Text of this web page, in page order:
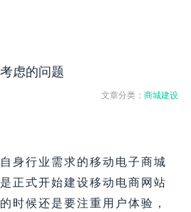
虑的问题
文章分类：商城建设
身行业需求的移动电子商城
正式开始建设移动电商网站
时候还是要注重用户体验，